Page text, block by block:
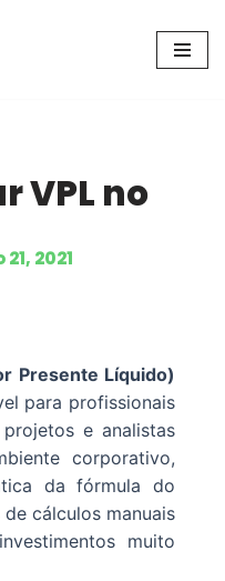
VPL no
2021
Presente Líquido)
para profissionais
e analistas
corporativo,
da fórmula do
cálculos manuais
muito